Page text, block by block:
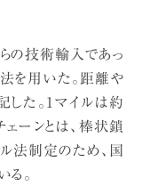
の技術輸入であっ
法を用いた。距離や
した。1マイルは約
ェーンとは、棒状鎖
法制定のため、国
る。